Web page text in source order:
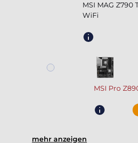
MSI MAG Z790
WiFi
MSI Pro
mehr anzeigen